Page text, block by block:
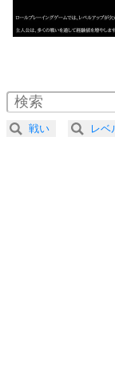
4
2.0倍速 （
2.5倍速 （
3.0倍速 （
戦い レベ